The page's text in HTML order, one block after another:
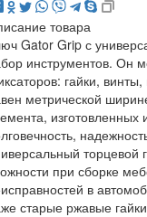
товара
Gator Grip с
инструментов. Он
гайки,
метрической
изготовленных
торцевой
при сборке
в
старые ржавые гайки